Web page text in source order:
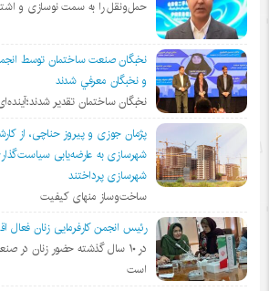
حمل‌ونقل را به سمت نوسازی و
نخبگان صنعت ساختمان توسط
و نخبگان معرفي شدند
نخبگان ساختمان تقدیر
پژمان جوزی و پیروز حناچی، از
شهرسازی به عارضه‌یابی
شهرسازی پرداختند
ساخت‌وساز منهای کیفیت
رئیس انجمن کارفرمایی زنان فعال
در ١٠ سال گذشته حضور زنان
است